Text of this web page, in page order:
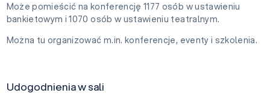
Może pomieścić na konferencję 1177 osób w ustawieniu
bankietowym i 1070 osób w ustawieniu teatralnym.
Można tu organizować m.in. konferencje, eventy i szkolenia.
Udogodnienia w sali